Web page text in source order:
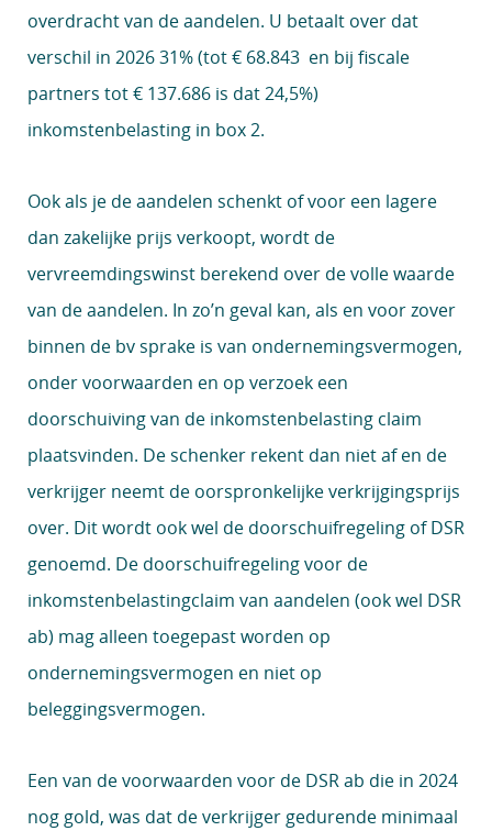
overdracht van de aandelen. U betaalt over dat
verschil in 2026 31% (tot € 68.843 en bij fiscale
partners tot € 137.686 is dat 24,5%)
inkomstenbelasting in box 2.
Ook als je de aandelen schenkt of voor een lagere
dan zakelijke prijs verkoopt, wordt de
vervreemdingswinst berekend over de volle waarde
van de aandelen. In zo’n geval kan, als en voor zover
binnen de bv sprake is van ondernemingsvermogen,
onder voorwaarden en op verzoek een
doorschuiving van de inkomstenbelasting claim
plaatsvinden. De schenker rekent dan niet af en de
verkrijger neemt de oorspronkelijke verkrijgingsprijs
over. Dit wordt ook wel de doorschuifregeling of DSR
genoemd. De doorschuifregeling voor de
inkomstenbelastingclaim van aandelen (ook wel DSR
ab) mag alleen toegepast worden op
ondernemingsvermogen en niet op
beleggingsvermogen.
Een van de voorwaarden voor de DSR ab die in 2024
nog gold, was dat de verkrijger gedurende minimaal